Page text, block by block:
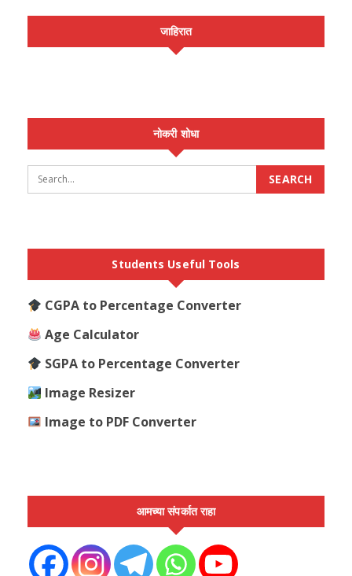
जाहिरात
नोकरी शोधा
Students Useful Tools
CGPA to Percentage Converter
Age Calculator
SGPA to Percentage Converter
Image Resizer
Image to PDF Converter
आमच्या संपर्कात राहा